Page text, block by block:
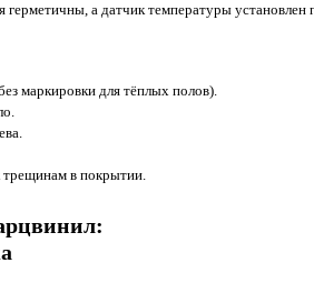
герметичны, а датчик температуры установлен
маркировки для тёплых полов).
в покрытии.